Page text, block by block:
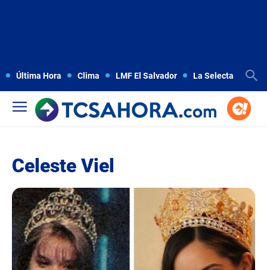
Última Hora Clima LMF El Salvador La Selecta
Celeste Viel